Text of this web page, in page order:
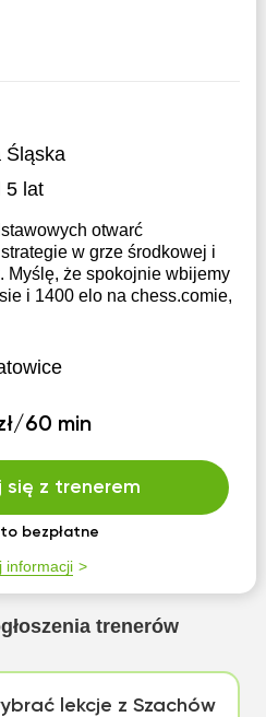
Śląska
5 lat
otwarć
w grze środkowej i
Myślę, że spokojnie wbijemy
i 1400 elo na chess.comie,
60 min
się z trenerem
bezpłatne
informacji
trenerów
lekcje z Szachów